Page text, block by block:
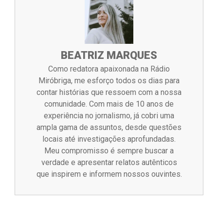
BEATRIZ MARQUES
Como redatora apaixonada na Rádio
Miróbriga, me esforço todos os dias para
contar histórias que ressoem com a nossa
comunidade. Com mais de 10 anos de
experiência no jornalismo, já cobri uma
ampla gama de assuntos, desde questões
locais até investigações aprofundadas.
Meu compromisso é sempre buscar a
verdade e apresentar relatos autênticos
que inspirem e informem nossos ouvintes.